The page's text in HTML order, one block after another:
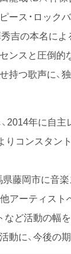
ース・ロック
吉の本名によ
ンスと圧倒的
持つ歌声に、
2014年に自主
りコンスタン
県藤岡市に音
アーティス
など活動の幅
動に、今後の